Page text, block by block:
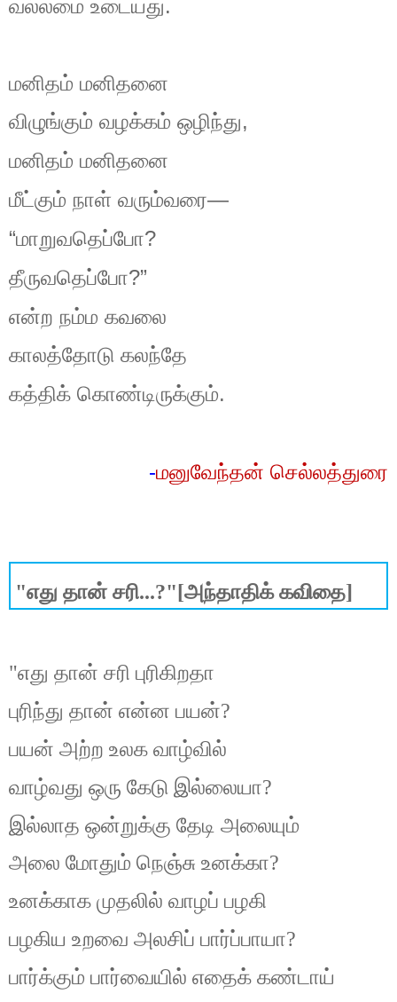
வல்லமை உடையது.
மனிதம் மனிதனை
விழுங்கும் வழக்கம் ஒழிந்து,
மனிதம் மனிதனை
மீட்கும் நாள் வரும்வரை—
“மாறுவதெப்போ?
தீருவதெப்போ?”
என்ற நம்ம கவலை
காலத்தோடு கலந்தே
கத்திக் கொண்டிருக்கும்.
-மனுவேந்தன் செல்லத்துரை
"எது தான் சரி...?" [அந்தாதிக் கவிதை]
"எது தான் சரி புரிகிறதா
புரிந்து தான் என்ன பயன்?
பயன் அற்ற உலக வாழ்வில்
வாழ்வது ஒரு கேடு இல்லையா?
இல்லாத ஒன்றுக்கு தேடி அலையும்
அலை மோதும் நெஞ்சு உனக்கா?
உனக்காக முதலில் வாழப் பழகி
பழகிய உறவை அலசிப் பார்ப்பாயா?
பார்க்கும் பார்வையில் எதைக் கண்டாய்